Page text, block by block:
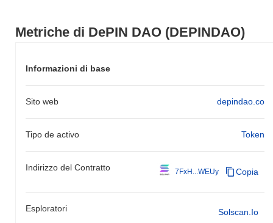
Metriche di DePIN DAO (DEPINDAO)
Informazioni di base
Sito web depindao.co
Tipo de activo Token
Indirizzo del Contratto 7FxH...WEUy Copia
Esploratori Solscan.io